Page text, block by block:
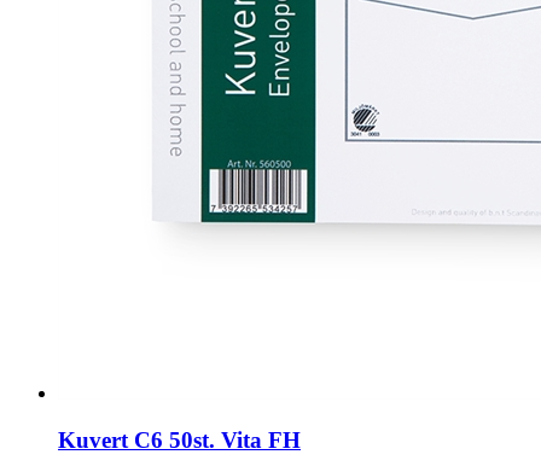
Kuvert C6 50st. Vita FH